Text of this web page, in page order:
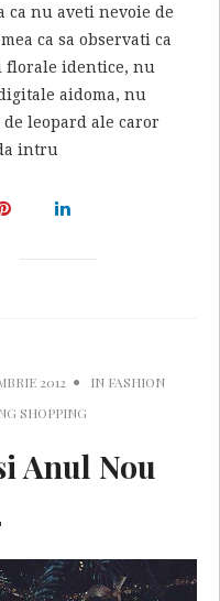
ca nu aveti nevoie de
ca sa observati ca
florale identice, nu
aidoma, nu
leopard ale caror
intru
2012 IN FASHION
SHOPPING
Anul Nou